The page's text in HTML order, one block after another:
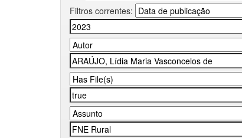
Filtros correntes: